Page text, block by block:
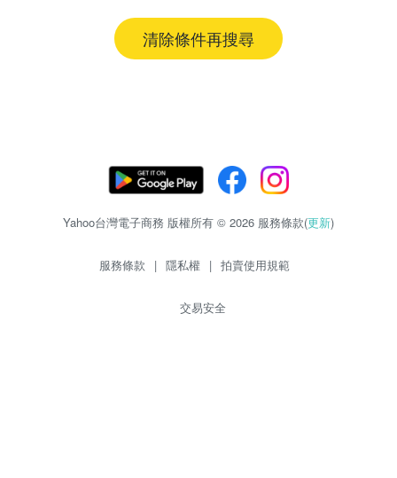
清除條件再搜尋
Yahoo台灣電子商務 版權所有 © 2026 服務條款(更新)
服務條款 | 隱私權 | 拍賣使用規範
交易安全